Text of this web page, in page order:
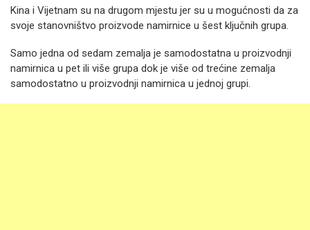
Kina i Vijetnam su na drugom mjestu jer su u mogućnosti da za
svoje stanovništvo proizvode namirnice u šest ključnih grupa.
Samo jedna od sedam zemalja je samodostatna u proizvodnji
namirnica u pet ili više grupa dok je više od trećine zemalja
samodostatno u proizvodnji namirnica u jednoj grupi.